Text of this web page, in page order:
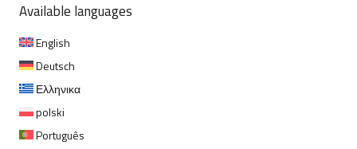
Available languages
English
Deutsch
Ελληνικα
polski
Português